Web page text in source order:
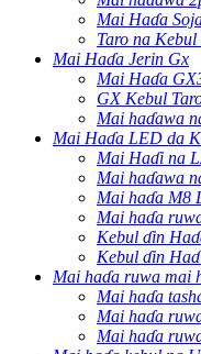
Mai Haɗa
Taro na Kebul
Mai Haɗa Jerin Gx
Mai Haɗa
GX Kebul
Mai haɗawa
Mai Haɗa LED da
Mai Haɗi na
Mai haɗawa
Mai haɗa M8
Mai haɗa
Kebul ɗin
Kebul ɗin
Mai haɗa ruwa mai
Mai haɗa
Mai haɗa
Mai haɗa